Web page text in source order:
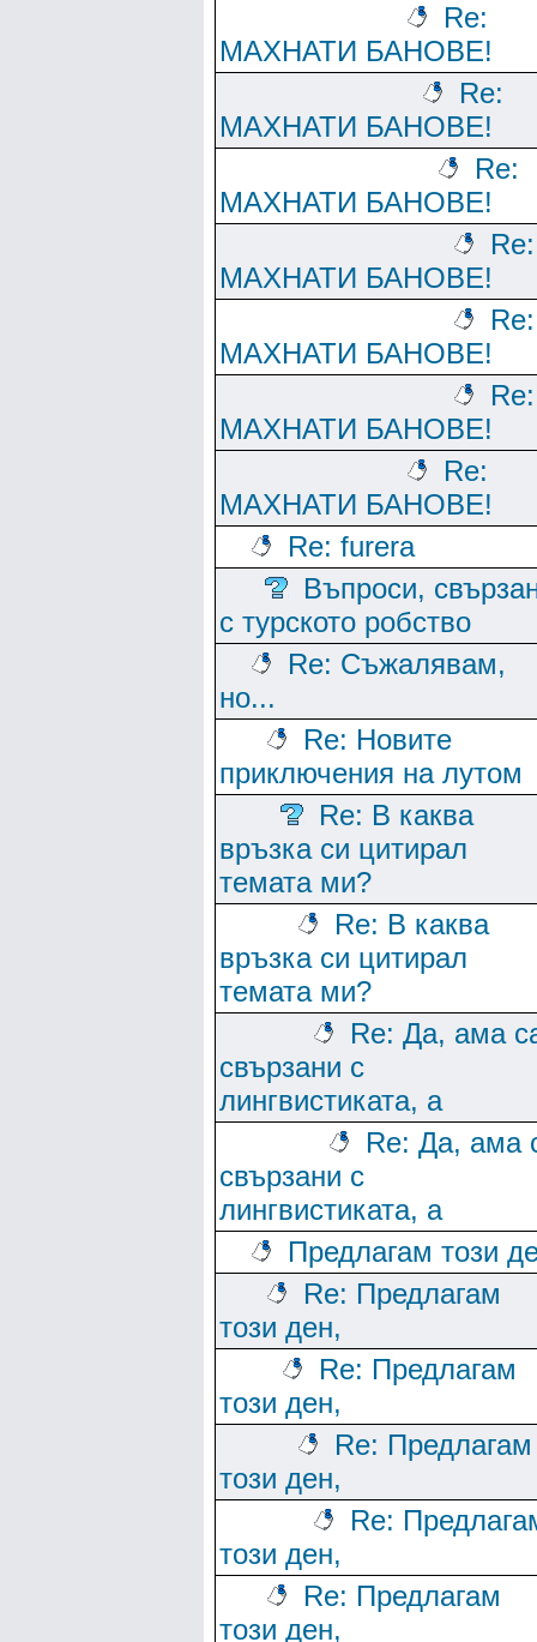
Re:
МАХНАТИ БАНОВЕ!
Re:
МАХНАТИ БАНОВЕ!
Re:
МАХНАТИ БАНОВЕ!
Re:
МАХНАТИ БАНОВЕ!
Re:
МАХНАТИ БАНОВЕ!
Re:
МАХНАТИ БАНОВЕ!
Re:
МАХНАТИ БАНОВЕ!
Re: furera
Въпроси,
с турското робство
Re: Съжалявам,
но...
Re: Новите
приключения на лутом
Re: В каква
връзка си цитирал
темата ми?
Re: В каква
връзка си цитирал
темата ми?
Re: Да, ама
свързани с
лингвистиката, а
Re: Да, ама
свързани с
лингвистиката, а
Предлагам този
Re: Предлагам
този ден,
Re: Предлагам
този ден,
Re: Предлагам
този ден,
Re:
този ден,
Re: Предлагам
този ден,